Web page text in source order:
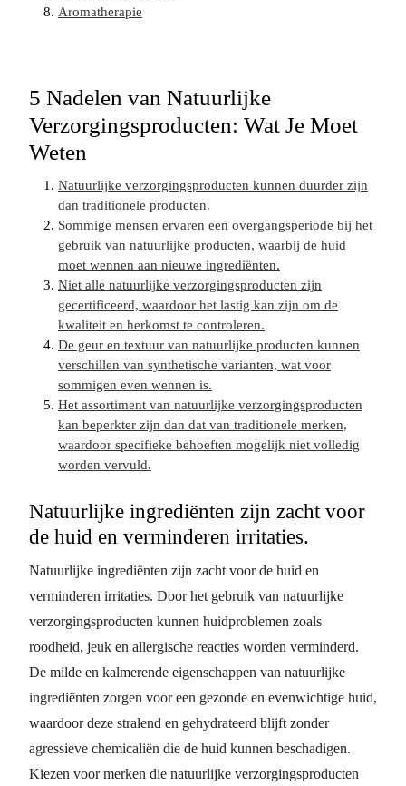
Aromatherapie
5 Nadelen van Natuurlijke
Verzorgingsproducten: Wat Je Moet
Weten
Natuurlijke verzorgingsproducten kunnen duurder zijn
dan traditionele producten.
Sommige mensen ervaren een overgangsperiode bij het
gebruik van natuurlijke producten, waarbij de huid
moet wennen aan nieuwe ingrediënten.
Niet alle natuurlijke verzorgingsproducten zijn
gecertificeerd, waardoor het lastig kan zijn om de
kwaliteit en herkomst te controleren.
De geur en textuur van natuurlijke producten kunnen
verschillen van synthetische varianten, wat voor
sommigen even wennen is.
Het assortiment van natuurlijke verzorgingsproducten
kan beperkter zijn dan dat van traditionele merken,
waardoor specifieke behoeften mogelijk niet volledig
worden vervuld.
Natuurlijke ingrediënten zijn zacht voor
de huid en verminderen irritaties.
Natuurlijke ingrediënten zijn zacht voor de huid en
verminderen irritaties. Door het gebruik van natuurlijke
verzorgingsproducten kunnen huidproblemen zoals
roodheid, jeuk en allergische reacties worden verminderd.
De milde en kalmerende eigenschappen van natuurlijke
ingrediënten zorgen voor een gezonde en evenwichtige huid,
waardoor deze stralend en gehydrateerd blijft zonder
agressieve chemicaliën die de huid kunnen beschadigen.
Kiezen voor merken die natuurlijke verzorgingsproducten